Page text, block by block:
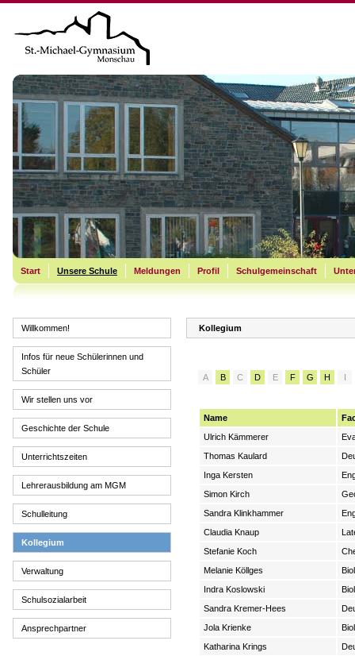
Kollegium
A B C D E F G H I
Name
Ulrich Kämmerer
Thomas Kaulard
Inga Kersten
Simon Kirch
Sandra Klinkhammer
Claudia Knaup
Stefanie Koch
Melanie Köllges
Indra Koslowski
Sandra Kremer-Hees
Jola Krienke
Katharina Krings
Willkommen!
Infos für neue Schülerinnen und
Schüler
Wir stellen uns vor
Geschichte der Schule
Unterrichtszeiten
Lehrerausbildung am MGM
Schulleitung
Kollegium
Verwaltung
Schulsozialarbeit
Ansprechpartner
Start Unsere Schule Meldungen Profil Schulgemeinschaft